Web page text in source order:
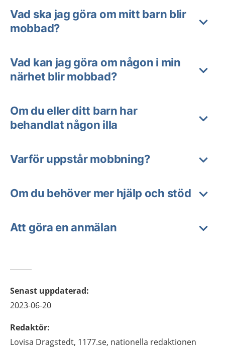
Vad ska jag göra om mitt barn blir
mobbad?
Vad kan jag göra om någon i min
närhet blir mobbad?
Om du eller ditt barn har
behandlat någon illa
Varför uppstår mobbning?
Om du behöver mer hjälp och stöd
Att göra en anmälan
Senast uppdaterad:
2023-06-20
Redaktör:
Lovisa Dragstedt, 1177.se, nationella redaktionen